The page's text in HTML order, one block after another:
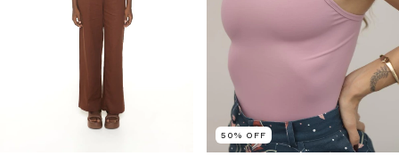
50% OFF